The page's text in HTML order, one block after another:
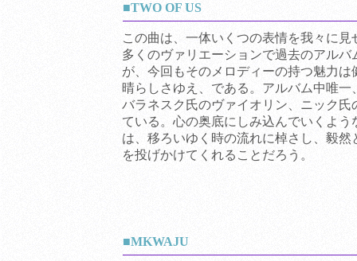
■TWO OF US
この曲は、一体いくつの表情を我々に
多くのヴァリエーションで過去のアル
が、今回もそのメロディーの持つ魅力
晴らしさゆえ、である。アルバム中唯
バラネスク氏のヴァイオリン、ニック氏
ている。心の奥底にしみ込んでいくよ
は、移ろいゆく時の流れに棹さし、毅
を投げかけてくれることだろう。
■MKWAJU